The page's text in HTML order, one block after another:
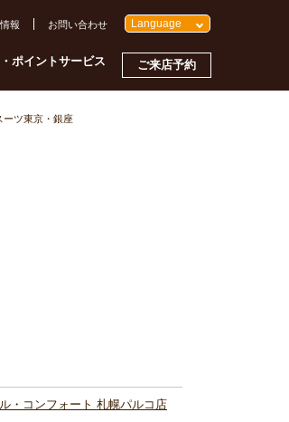
ポイントサービス ご来店予約
報 お問い合わせ Language
ーツ東京・銀座
・コンフォート 札幌パルコ店